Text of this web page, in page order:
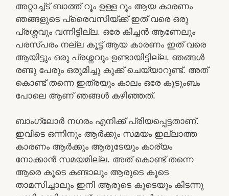
അറ്റാച്ച്ട് ബാത്ത് റൂം ഉള്ള റൂം ആയ കാരണം
ഞങ്ങളുടെ പ്രൈവസിയ്ക്ക് ഇത് വരെ ഒരു
പ്രശ്നവും വന്നിട്ടില്ല. ഒരേ കിച്ചന്‍ ആണേലും
പരസ്പരം നല്ല കൂട്ട് ആയ കാരണം ഇത് വരെ
ആയിട്ടും ഒരു പ്രശ്നവും ഉണ്ടായിട്ടില്ല. ഞങ്ങള്‍
രണ്ടു പേരും ഒരുമിച്ചു കുക്ക് ചെയ്യാറുണ്ട്. അത്
കൊണ്ട് തന്നെ ഇത്രയും കാലം ഒരേ കുടുംബം
പോലെ ആണ് ഞങ്ങള്‍ കഴിഞ്ഞത്.
ബാംഗ്ലോര്‍ നഗരം എനിക്ക് പ്രിയപ്പെട്ടതാണ്.
ഇവിടെ ഒന്നിനും ആര്‍ക്കും സമയം ഇല്ലാത്ത
കാരണം ആര്‍ക്കും ആരുടേയും കാര്യം
നോക്കാന്‍ സമയമില്ല. അത് കൊണ്ട് തന്നെ
ആരെ കൂടെ കണ്ടാലും ആരുടെ കൂടെ
താമസിച്ചാലും ഇനി ആരുടെ കൂടെയും കിടന്നു